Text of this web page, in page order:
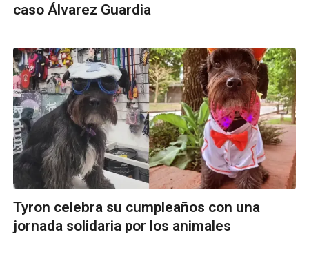
caso Álvarez Guardia
Tyron celebra su cumpleaños con una
jornada solidaria por los animales